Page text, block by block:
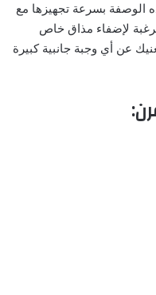
الوصفة بسرعة تجهيزها مع
لإضفاء مذاق خاص
عن أي وجبة جانبية كبيرة